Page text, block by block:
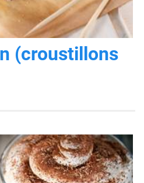
(croustillons